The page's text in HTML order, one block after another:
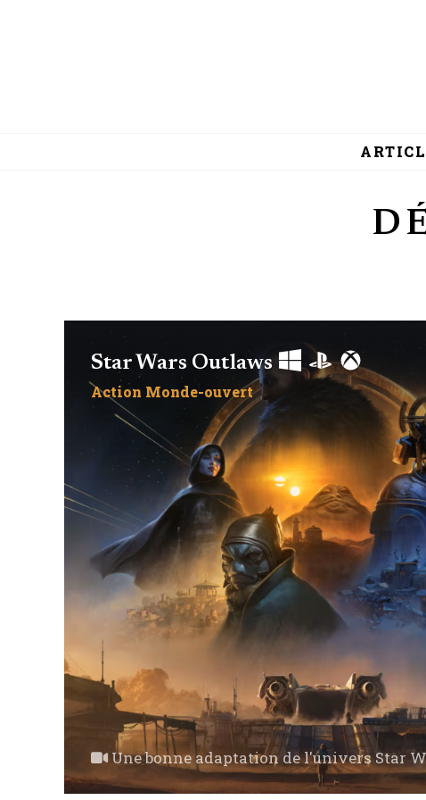
Star Wars Outlaws
Action Monde-ouvert
Une bonne adaptation de l'univers Star